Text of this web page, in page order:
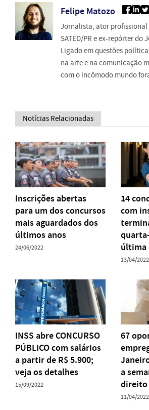
Felipe Matozo
Jornalista, ator
SATED/PR e ex-repórter do
Ligado em questões
na arte e na comunicação
com o incômodo mundo
Notícias Relacionadas
Inscrições abertas
para um dos concursos
mais aguardados dos
últimos anos
24/06/2022
14
com
última
13/04/2022
INSS abre CONCURSO
PÚBLICO com salários
a partir de R$ 5.900;
veja os detalhes
15/09/2022
67
a
direito
11/04/2022